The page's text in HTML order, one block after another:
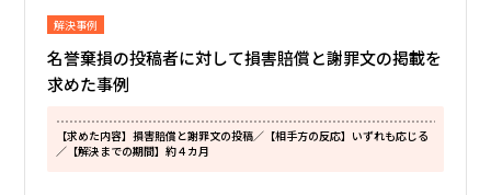
解決事例
名誉棄損の投稿者に対して損害賠償と謝罪文の掲載を
求めた事例
【求めた内容】損害賠償と謝罪文の投稿／【相手方の反応】いずれも応じる
／【解決までの期間】約４カ月